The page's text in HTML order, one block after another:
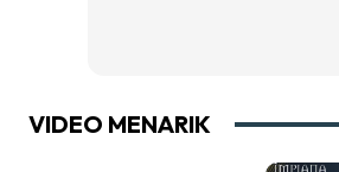
VIDEO MENARIK